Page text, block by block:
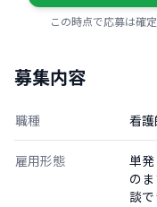
この時点で応募は確
募集内容
職種 看護
雇用形態
単
の
談で